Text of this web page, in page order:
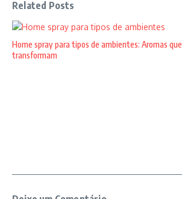
Related Posts
Home spray para tipos de ambientes: Aromas que
transformam